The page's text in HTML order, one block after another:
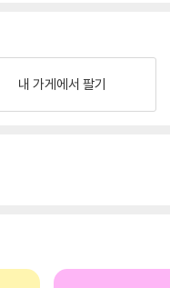
내 가게에서 팔기